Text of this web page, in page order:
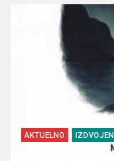
AKTUELNO